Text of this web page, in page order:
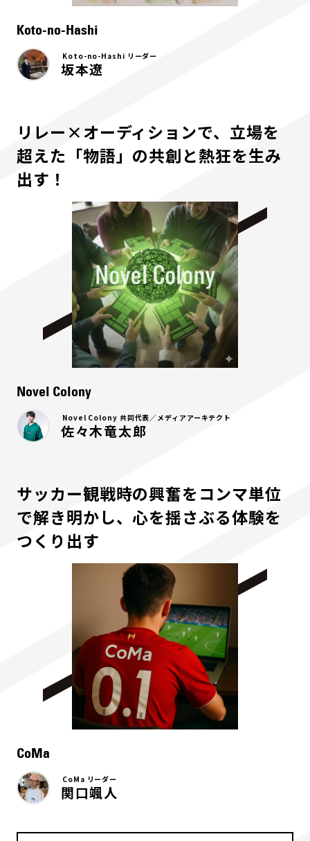
Koto-no-Hashi
Koto-no-Hashi リーダー
坂本遼
リレー×オーディションで、立場を
超えた「物語」の共創と熱狂を生み
出す！
Novel Colony
Novel Colony 共同代表／メディアアーキテクト
佐々木竜太郎
サッカー観戦時の興奮をコンマ単位
で解き明かし、心を揺さぶる体験を
つくり出す
CoMa
CoMa リーダー
関口颯人